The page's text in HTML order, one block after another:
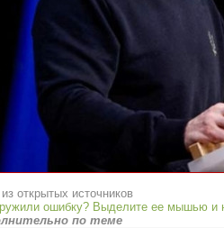
открытых источников
ошибку? Выделите ее мышью и
по теме